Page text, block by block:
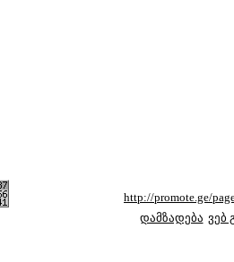
http://promote.ge/
დამზადება ვებ